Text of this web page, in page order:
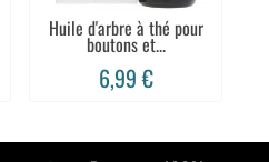
Huile d'arbre à thé pour
boutons et...
6,99 €